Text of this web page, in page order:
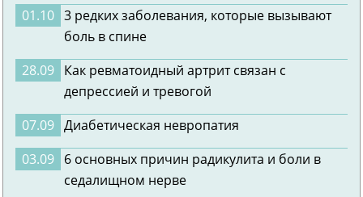
01.10 3 редких заболевания, которые вызывают
боль в спине
28.09 Как ревматоидный артрит связан с
депрессией и тревогой
07.09 Диабетическая невропатия
03.09 6 основных причин радикулита и боли в
седалищном нерве